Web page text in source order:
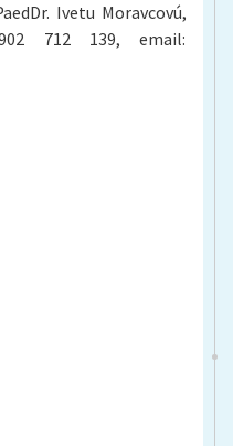
Ivetu Moravcovú,
712 139, email: